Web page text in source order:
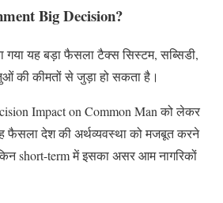
Big Decision?
गया यह बड़ा फैसला टैक्स सिस्टम, सब्सिडी,
की कीमतों से जुड़ा हो सकता है।
Impact on Common Man को लेकर
फैसला देश की अर्थव्यवस्था को मजबूत करने
short-term में इसका असर आम नागरिकों